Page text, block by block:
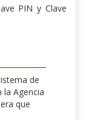
PIN y Clave
de
Agencia
que